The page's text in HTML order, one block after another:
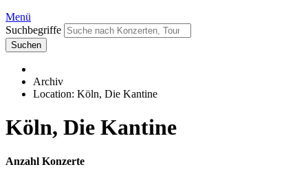
Menü
Suchbegriffe
Suchen
Archiv
Location: Köln, Die Kantine
Köln, Die Kantine
Anzahl Konzerte